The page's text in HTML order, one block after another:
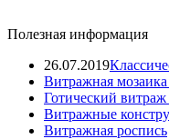
Полезная информация
26.07.2019
Витражная мозаика
Готический
Витражные
Витражная роспись